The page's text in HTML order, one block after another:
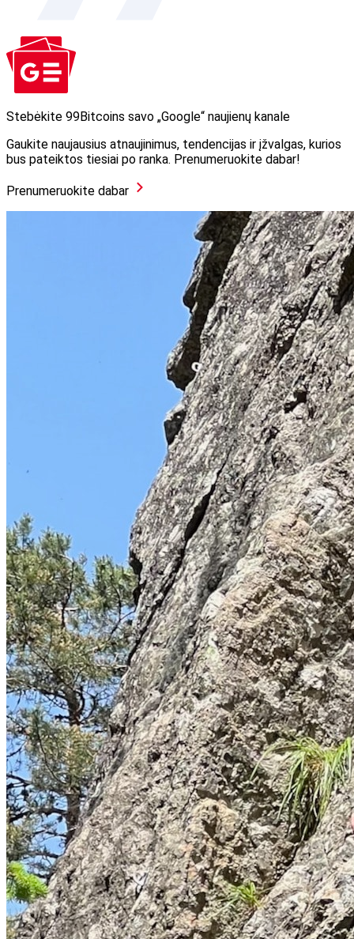
Stebėkite 99Bitcoins savo „Google“ naujienų kanale
Gaukite naujausius atnaujinimus, tendencijas ir įžvalgas, kurios
bus pateiktos tiesiai po ranka. Prenumeruokite dabar!
Prenumeruokite dabar